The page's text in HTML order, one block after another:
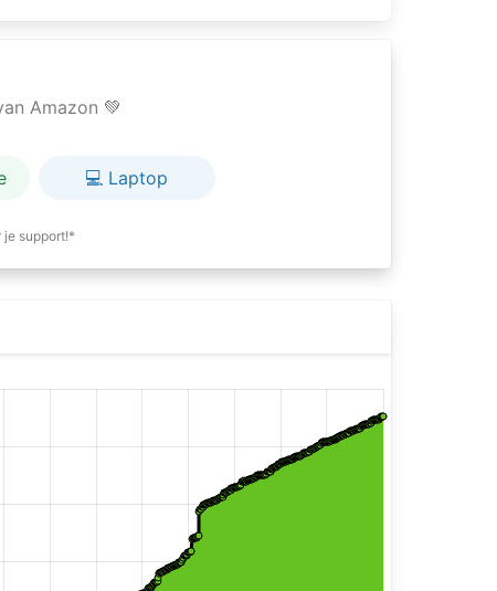
Amazon 💚
💻 Laptop
je support!*